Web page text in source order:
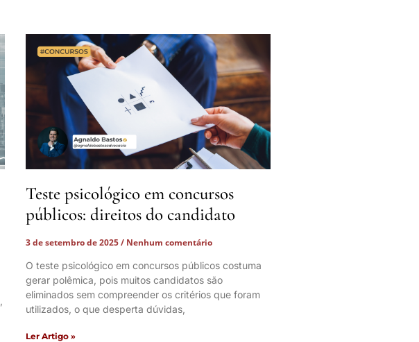
Teste psicológico em concursos
públicos: direitos do candidato
3 de setembro de 2025 Nenhum comentário
O teste psicológico em concursos públicos costuma
gerar polêmica, pois muitos candidatos são
eliminados sem compreender os critérios que foram
utilizados, o que desperta dúvidas,
Ler Artigo »